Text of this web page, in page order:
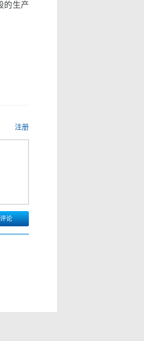
的生产
注册
论